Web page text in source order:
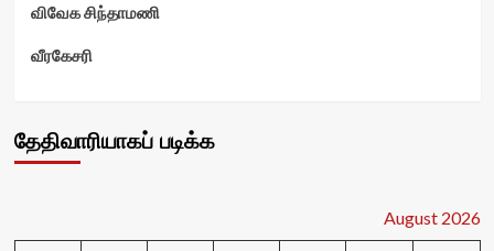
விவேக சிந்தாமணி
வீரகேசரி
தேதிவாரியாகப் படிக்க
August 2026